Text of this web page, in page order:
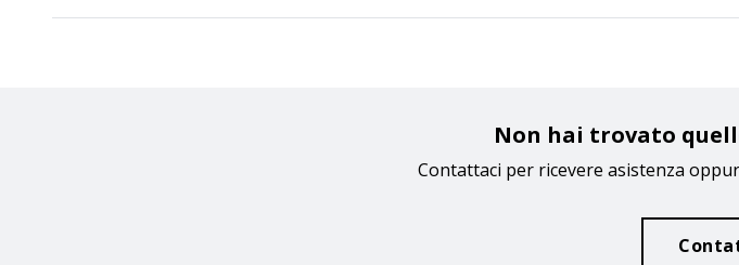
Non hai trovato
Contattaci per ricevere asistenza